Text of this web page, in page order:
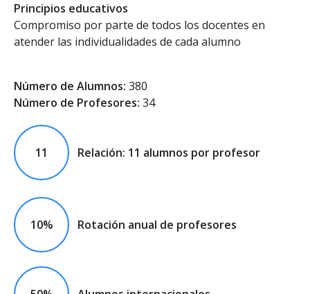
Principios educativos
Compromiso por parte de todos los docentes en
atender las individualidades de cada alumno
Número de Alumnos: 380
Número de Profesores: 34
11 Relación: 11 alumnos por profesor
10% Rotación anual de profesores